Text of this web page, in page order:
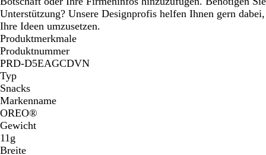
Unterstützung? Unsere Designprofis helfen Ihnen gern dabei,
Ihre Ideen umzusetzen.
Produktmerkmale
Produktnummer
PRD-D5EAGCDVN
Typ
Snacks
Markenname
OREO®
Gewicht
11g
Breite